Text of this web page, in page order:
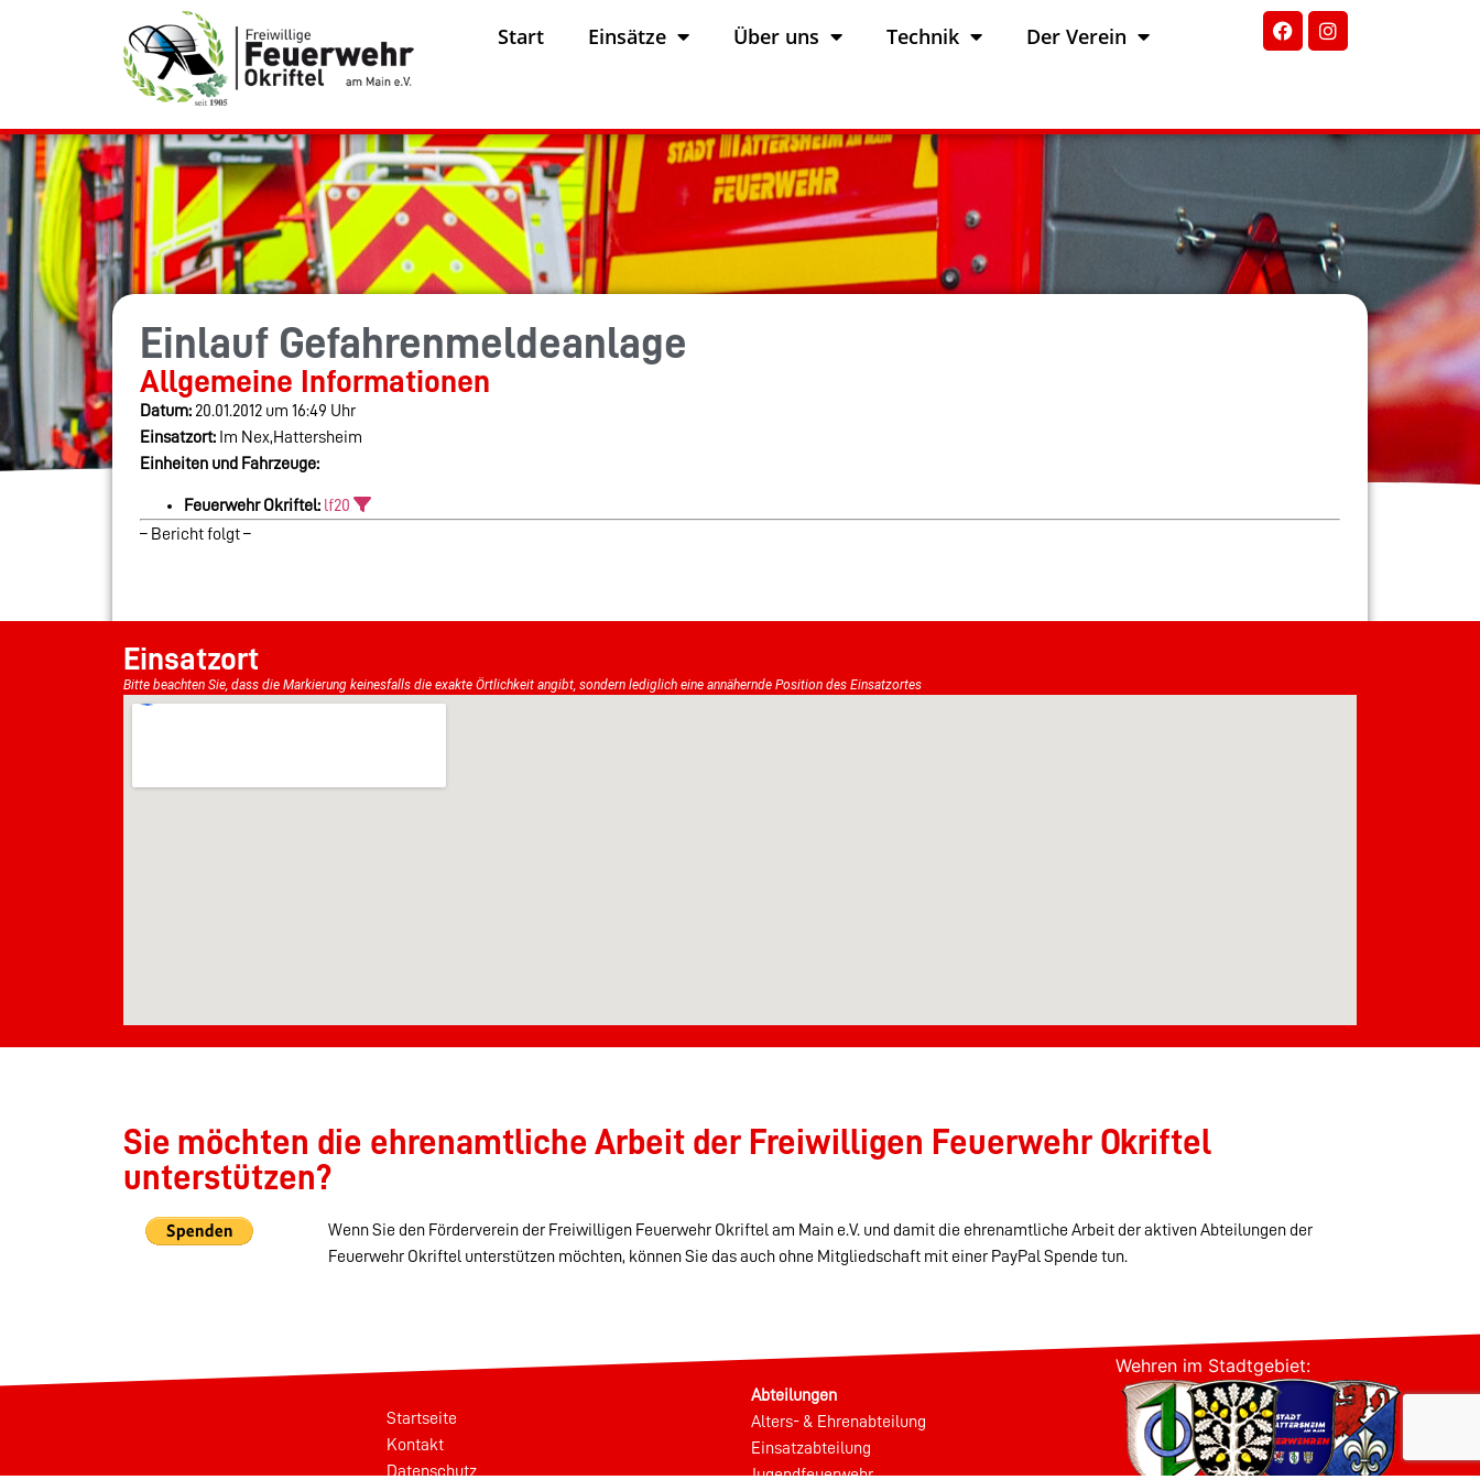
Start Einsätze Über uns Technik Der Verein
Einlauf Gefahrenmeldeanlage
Allgemeine Informationen
Datum: 20.01.2012 um 16:49 Uhr
Einsatzort: Im Nex,Hattersheim
Einheiten und Fahrzeuge:
Feuerwehr Okriftel: lf20
– Bericht folgt –
Einsatzort
Bitte beachten Sie, dass die Markierung keinesfalls die exakte Örtlichkeit angibt, sondern lediglich eine annähernde Position des Einsatzortes
Sie möchten die ehrenamtliche Arbeit der Freiwilligen Feuerwehr Okriftel
unterstützen?
Wenn Sie den Förderverein der Freiwilligen Feuerwehr Okriftel am Main e.V. und damit die ehrenamtliche Arbeit der aktiven Abteilungen der
Feuerwehr Okriftel unterstützen möchten, können Sie das auch ohne Mitgliedschaft mit einer PayPal Spende tun.
Startseite
Kontakt
Datenschutz
Abteilungen
Alters- & Ehrenabteilung
Einsatzabteilung
Jugendfeuerwehr
Wehren im Stadtgebiet: